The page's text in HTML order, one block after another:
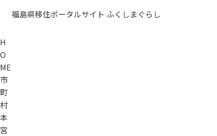
福島県移住ポータルサイト ふくしまぐらし
H
O
ME
市
町
村
本
宮